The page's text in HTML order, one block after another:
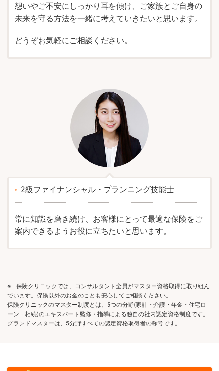
想いやご不安にしっかり耳を傾け、ご家族とご自身の
未来を守る方法を一緒に考えていきたいと思います。
どうぞお気軽にご相談ください。
2級ファイナンシャル・プランニング技能士
常に知識を磨き続け、お客様にとって最適な保険をご
案内できるようお役に立ちたいと思います。
※
保険クリニックでは、コンサルタント全員がマスター資格取得に取り組ん
でいます。保険以外のお金のことも安心してご相談ください。
保険クリニックのマスター制度とは、5つの分野(家計・介護・年金・住宅ロ
ーン・相続)のエキスパート監修・指導による独自の社内認定資格制度です。
グランドマスターは、5分野すべての認定資格取得者の称号です。